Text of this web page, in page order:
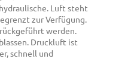
Luft steht
zur Verfügung.
werden.
Druckluft ist
schnell und